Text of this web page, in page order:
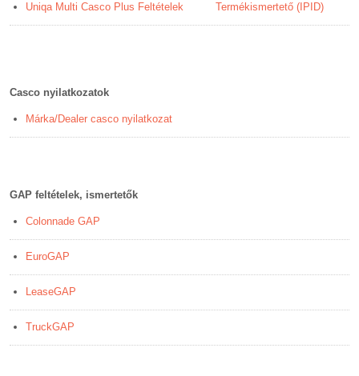
Uniqa Multi Casco Plus Feltételek Termékismertető (IPID)
Casco nyilatkozatok
Márka/Dealer casco nyilatkozat
GAP feltételek, ismertetők
Colonnade GAP
EuroGAP
LeaseGAP
TruckGAP